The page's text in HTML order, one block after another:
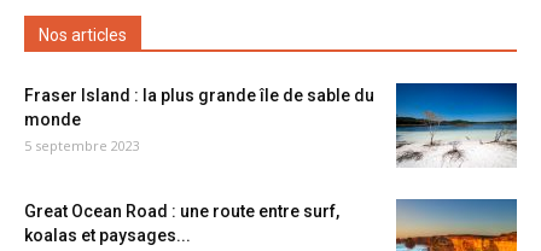
Nos articles
Fraser Island : la plus grande île de sable du
monde
5 septembre 2023
Great Ocean Road : une route entre surf,
koalas et paysages...